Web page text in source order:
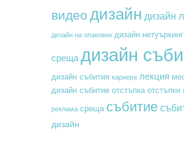
видео дизайн дизайн
дизайн на опаковки дизайн нетуъркинг
среща дизайн
дизайн събития кариера лекция
дизайн събитие отстъпка отстъпки
реклама среща събитие
дизайн